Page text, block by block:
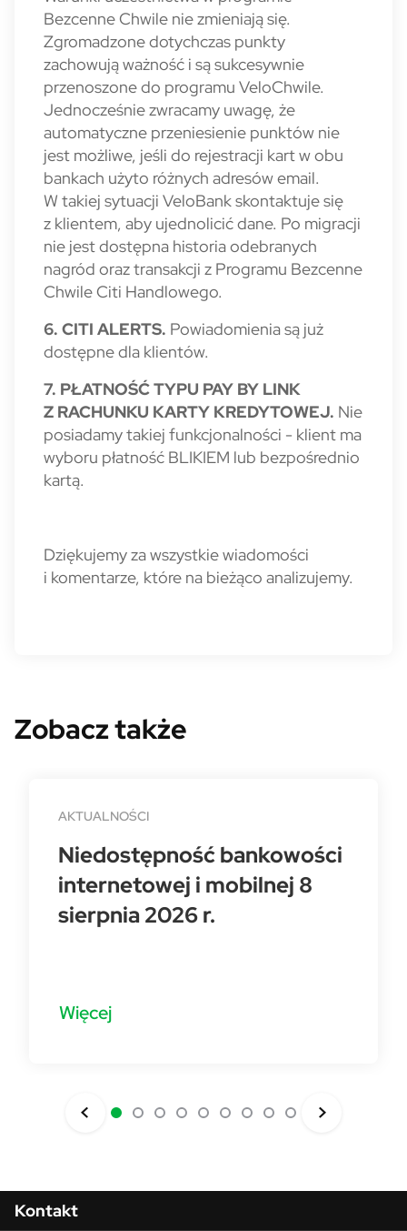
Bezcenne Chwile nie zmieniają się.
Zgromadzone dotychczas punkty
zachowują ważność i są sukcesywnie
przenoszone do programu VeloChwile.
Jednocześnie zwracamy uwagę, że
automatyczne przeniesienie punktów nie
jest możliwe, jeśli do rejestracji kart w obu
bankach użyto różnych adresów email.
W takiej sytuacji VeloBank skontaktuje się
z klientem, aby ujednolicić dane. Po migracji
nie jest dostępna historia odebranych
nagród oraz transakcji z Programu Bezcenne
Chwile Citi Handlowego.
6. CITI ALERTS. Powiadomienia są już
dostępne dla klientów.
7. PŁATNOŚĆ TYPU PAY BY LINK
Z RACHUNKU KARTY KREDYTOWEJ. Nie
posiadamy takiej funkcjonalności - klient ma
wyboru płatność BLIKIEM lub bezpośrednio
kartą.
Dziękujemy za wszystkie wiadomości
i komentarze, które na bieżąco analizujemy.
Zobacz także
AKTUALNOŚCI
Niedostępność bankowości
internetowej i mobilnej 8
sierpnia 2026 r.
Więcej
Menu w stopce
Kontakt